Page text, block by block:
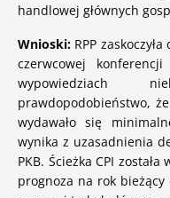
handlowej głównych
Wnioski: RPP
czerwcowej
wypowiedziach
prawdopodobieństwo,
wydawało się
wynika z uzasadnienia
PKB. Ścieżka CPI
prognoza na rok